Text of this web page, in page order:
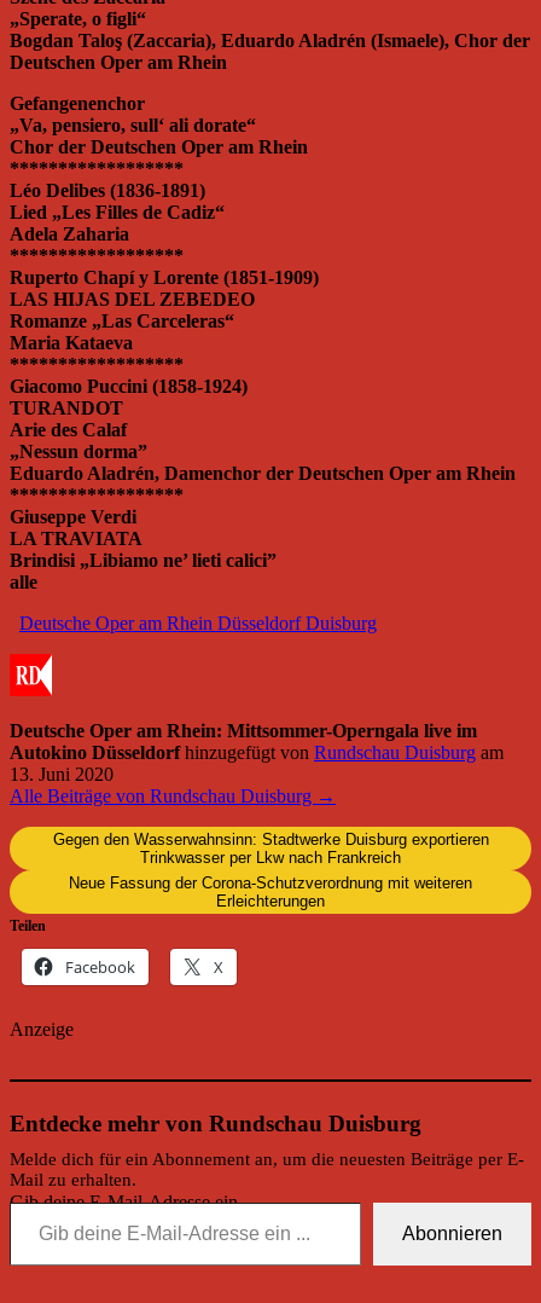
„Sperate, o figli“
Bogdan Taloş (Zaccaria), Eduardo Aladrén (Ismaele), Chor der
Deutschen Oper am Rhein
Gefangenenchor
„Va, pensiero, sull‘ ali dorate“
Chor der Deutschen Oper am Rhein
******************
Léo Delibes (1836-1891)
Lied „Les Filles de Cadiz“
Adela Zaharia
******************
Ruperto Chapí y Lorente (1851-1909)
LAS HIJAS DEL ZEBEDEO
Romanze „Las Carceleras“
Maria Kataeva
******************
Giacomo Puccini (1858-1924)
TURANDOT
Arie des Calaf
„Nessun dorma”
Eduardo Aladrén, Damenchor der Deutschen Oper am Rhein
******************
Giuseppe Verdi
LA TRAVIATA
Brindisi „Libiamo ne’ lieti calici”
alle
Deutsche Oper am Rhein Düsseldorf Duisburg
Deutsche Oper am Rhein: Mittsommer-Operngala live im
Autokino Düsseldorfhinzugefügt von Rundschau Duisburg am
13. Juni 2020
Alle Beiträge von Rundschau Duisburg →
Gegen den Wasserwahnsinn: Stadtwerke Duisburg exportieren
Trinkwasser per Lkw nach Frankreich
Neue Fassung der Corona-Schutzverordnung mit weiteren
Erleichterungen
Teilen
Facebook X
Anzeige
Entdecke mehr von Rundschau Duisburg
Melde dich für ein Abonnement an, um die neuesten Beiträge per E-
Mail zu erhalten.
Gib deine E-Mail-Adresse ein ...
Abonnieren